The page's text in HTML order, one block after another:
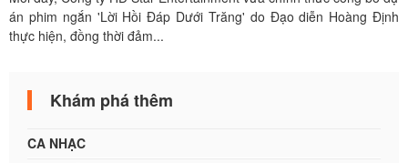
án phim ngắn 'Lời Hồi Đáp Dưới Trăng' do Đạo diễn Hoàng Định
thực hiện, đồng thời đảm...
Khám phá thêm
CA NHẠC